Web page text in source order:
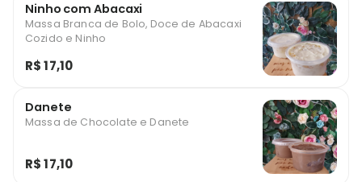
Ninho com Abacaxi
Massa Branca de Bolo, Doce de Abacaxi
Cozido e Ninho
R$ 17,10
Danete
Massa de Chocolate e Danete
R$ 17,10